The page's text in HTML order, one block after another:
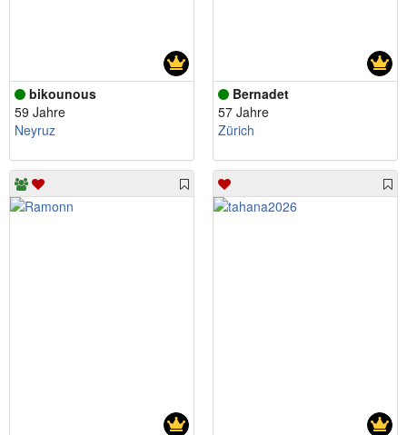
bikounous
59 Jahre
Neyruz
Bernadet
57 Jahre
Zürich